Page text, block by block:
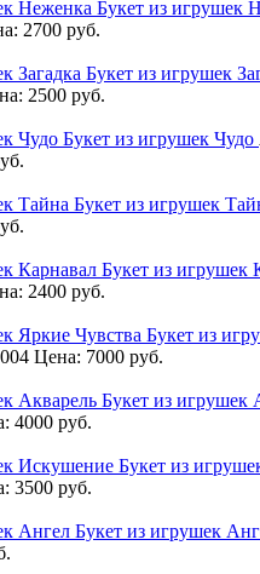
Букет из игрушек
2700 руб.
Букет из игрушек
2500 руб.
Букет из игрушек Чудо
Букет из игрушек
Букет из игрушек
2400 руб.
Букет из
Цена: 7000 руб.
Букет из игрушек
4000 руб.
Букет из
3500 руб.
Букет из игрушек